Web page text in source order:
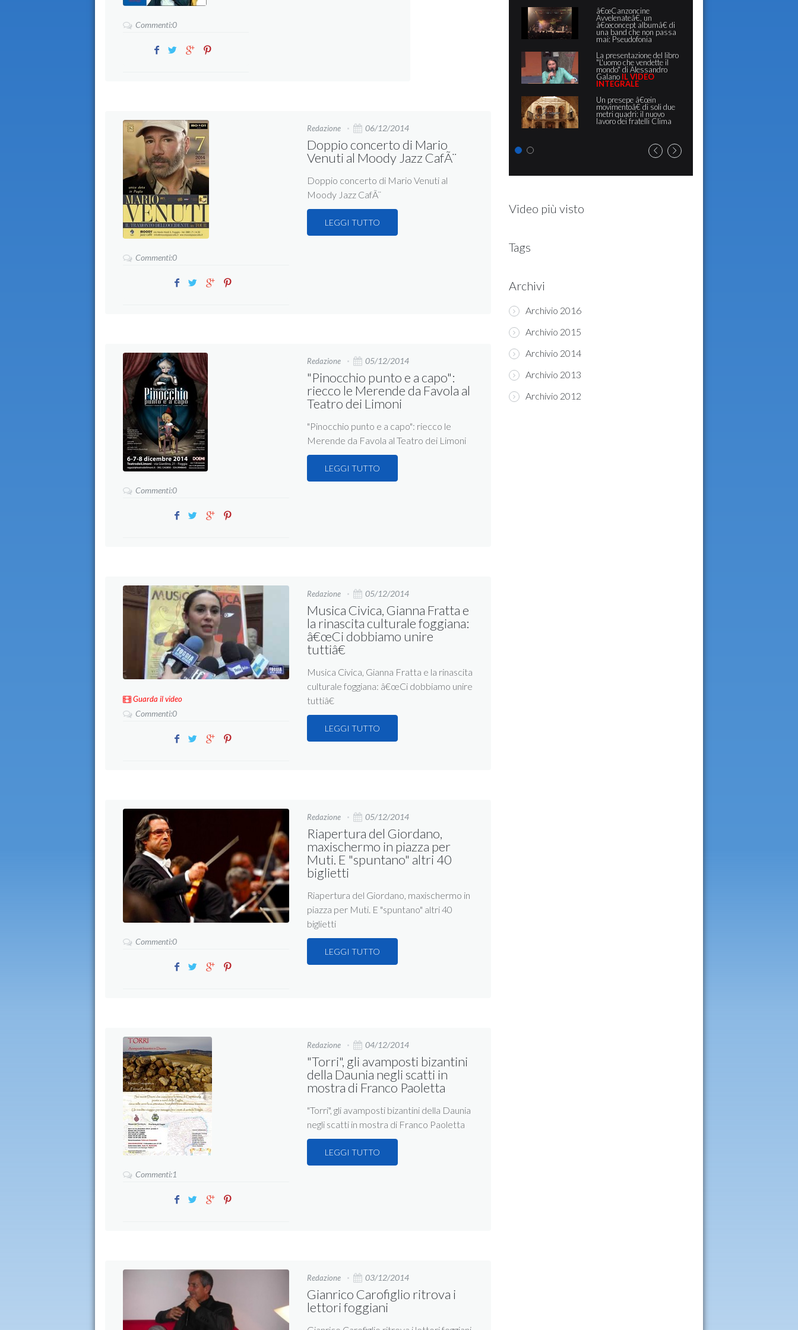
Commenti:0
Commenti:0
Redazione 06/12/2014
Doppio concerto di Mario
Venuti al Moody Jazz CafÃ¨
Doppio concerto di Mario Venuti al
Moody Jazz CafÃ¨
LEGGI TUTTO
Commenti:0
Redazione 05/12/2014
"Pinocchio punto e a capo":
riecco le Merende da Favola al
Teatro dei Limoni
"Pinocchio punto e a capo": riecco le
Merende da Favola al Teatro dei Limoni
LEGGI TUTTO
Guarda il video
Commenti:0
Redazione 05/12/2014
Musica Civica, Gianna Fratta e
la rinascita culturale foggiana:
â€œCi dobbiamo unire
tuttiâ€
Musica Civica, Gianna Fratta e la rinascita
culturale foggiana: â€œCi dobbiamo unire
tuttiâ€
LEGGI TUTTO
Commenti:0
Redazione 05/12/2014
Riapertura del Giordano,
maxischermo in piazza per
Muti. E "spuntano" altri 40
biglietti
Riapertura del Giordano, maxischermo in
piazza per Muti. E "spuntano" altri 40
biglietti
LEGGI TUTTO
Commenti:1
Redazione 04/12/2014
"Torri", gli avamposti bizantini
della Daunia negli scatti in
mostra di Franco Paoletta
"Torri", gli avamposti bizantini della Daunia
negli scatti in mostra di Franco Paoletta
LEGGI TUTTO
Redazione 03/12/2014
Gianrico Carofiglio ritrova i
lettori foggiani
â€œCanzoncine
Avvelenateâ€, un
â€œconcept albumâ€ di
una band che non passa
mai: Pseudofonia
La presentazione del libro
"L'uomo che vendette il
mondo" di Alessandro
Galano IL VIDEO
INTEGRALE
Un presepe â€œin
movimentoâ€ di soli due
metri quadri: il nuovo
lavoro dei fratelli Clima
Video più visto
Tags
Archivi
Archivio 2016
Archivio 2015
Archivio 2014
Archivio 2013
Archivio 2012